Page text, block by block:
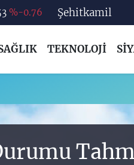
%-0.76
%0.01
%0.02
%64
Şehitkamil
TEKNOLOJİ